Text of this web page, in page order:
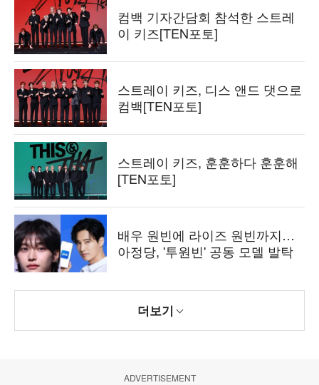
컴백 기자간담회 참석한 스트레
이 키즈[TEN포토]
스트레이 키즈, 디스 앤드 댓으로
컴백[TEN포토]
스트레이 키즈, 훈훈하다 훈훈해
[TEN포토]
배우 원빈에 라이즈 원빈까지…
아정당, '투원빈' 공동 모델 발탁
더보기
ADVERTISEMENT